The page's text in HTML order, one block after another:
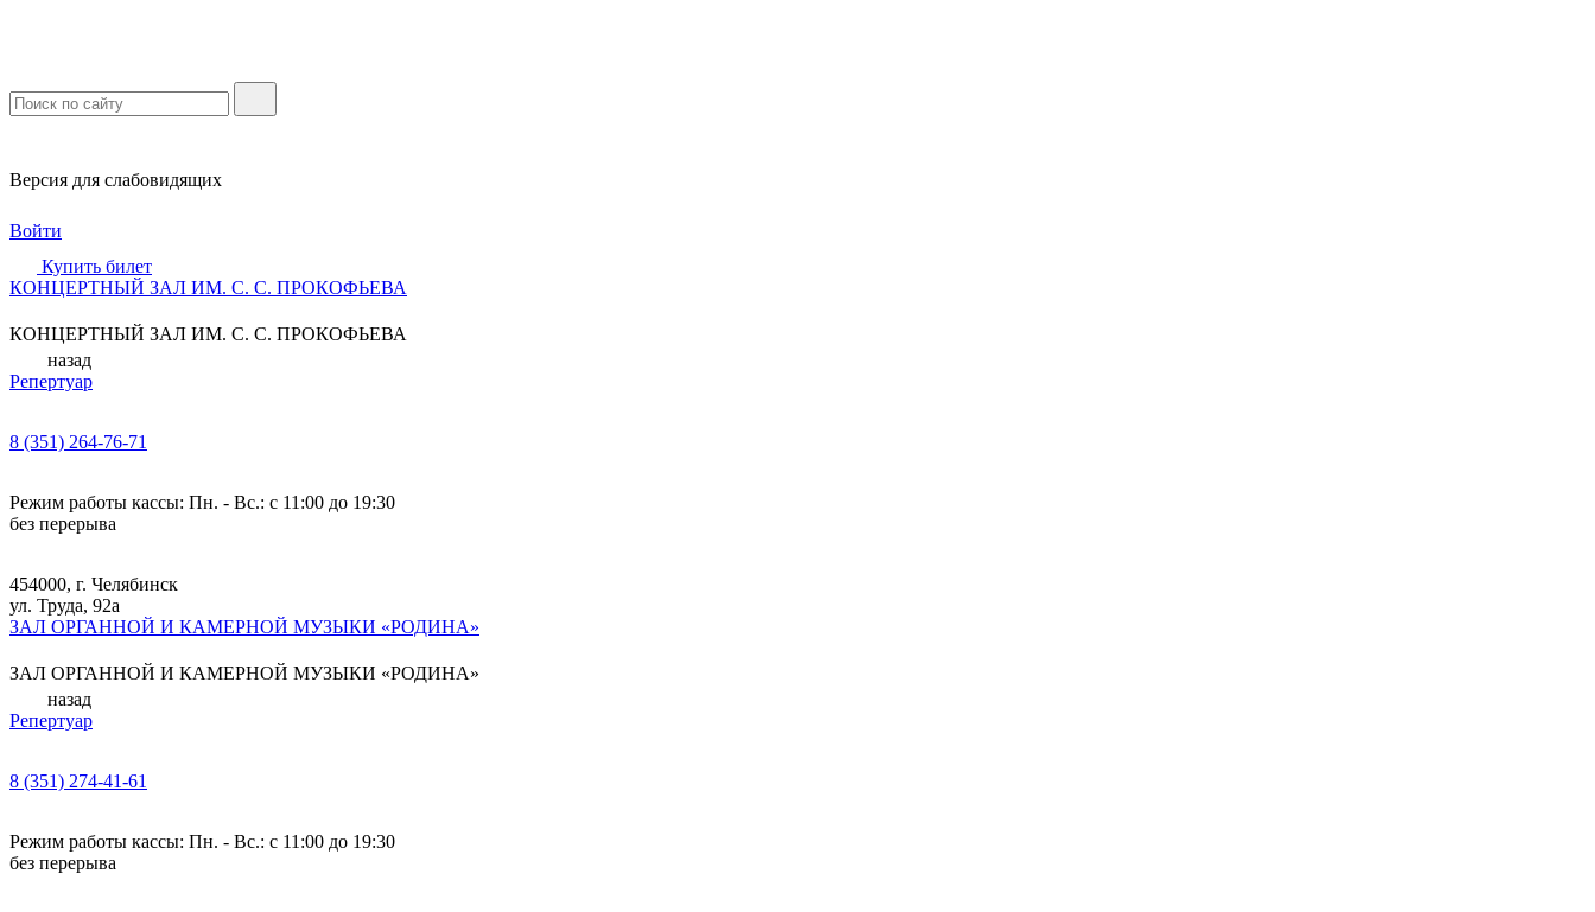
Версия для слабовидящих
Войти
Купить билет
КОНЦЕРТНЫЙ ЗАЛ ИМ. С. С. ПРОКОФЬЕВА
КОНЦЕРТНЫЙ ЗАЛ ИМ. С. С. ПРОКОФЬЕВА
назад
Репертуар
8 (351) 264-76-71
Режим работы кассы: Пн. - Вс.: с 11:00 до 19:30
без перерыва
454000, г. Челябинск
ул. Труда, 92а
ЗАЛ ОРГАННОЙ И КАМЕРНОЙ МУЗЫКИ «РОДИНА»
ЗАЛ ОРГАННОЙ И КАМЕРНОЙ МУЗЫКИ «РОДИНА»
назад
Репертуар
8 (351) 274-41-61
Режим работы кассы: Пн. - Вс.: с 11:00 до 19:30
без перерыва